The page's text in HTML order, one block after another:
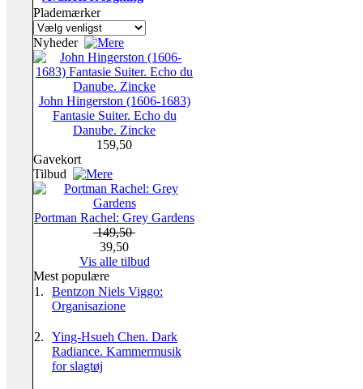
Plademærker
Nyheder
John Hingerston (1606-1683)
Fantasie Suiter. Echo du
Danube. Zincke
159,50
Gavekort
Tilbud
Portman Rachel: Grey Gardens
149,50
39,50
Vis alle tilbud
Mest populære
1.
Bentzon Niels Viggo:
Organisazione
2.
Ying-Hsueh Chen. Dark
Radiance. Kammermusik
for slagtøj